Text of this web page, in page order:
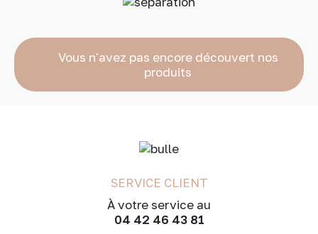
Vous n'avez pas encore découvert nos
produits
SERVICE CLIENT
À votre service au
04 42 46 43 81